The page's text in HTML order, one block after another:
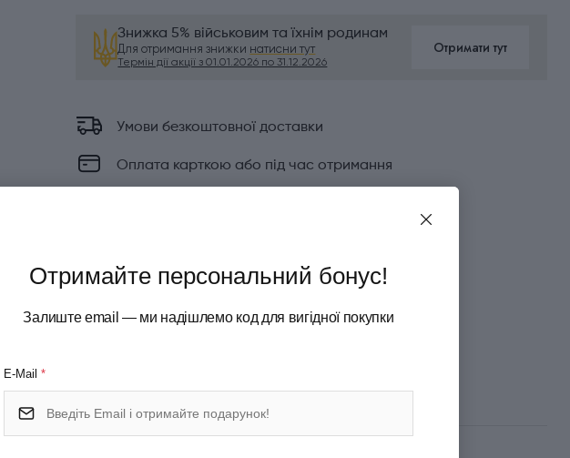
Знижка 5% військовим та їхнім родинам
Для отримання знижки натисни тут
Термін дії акції з 01.01.2026 по 31.12.2026
Отримати тут
Умови безкоштовної доставки
Оплата карткою або під час отримання
Отримайте персональний бонус!
Залиште email — ми надішлемо код для вигідної покупки
E-Mail *